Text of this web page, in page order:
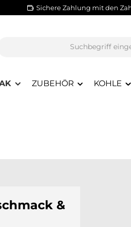
Sichere Zahlung mit den
ZUBEHÖR KOHLE
&